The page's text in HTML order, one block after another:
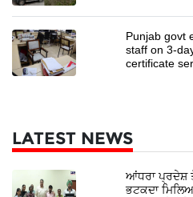
Punjab govt
staff on 3-
certificate
LATEST NEWS
ਆਂਧਰਾ ਪ੍ਰਦੇਸ਼
ਭਟਕਦਾ